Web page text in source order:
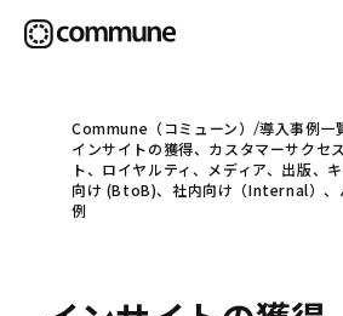
Communeについて
Commune（コミューン）
導入事例一
インサイトの獲得、カスタマーサクセ
ト、ロイヤルティ、メディア、出版、
向け (BtoB)、社内向け（Internal）、
例